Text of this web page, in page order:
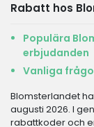
Rabatt hos
Populära
erbjudanden
Vanliga
Blomsterlandet
augusti 2026. I
rabattkoder och